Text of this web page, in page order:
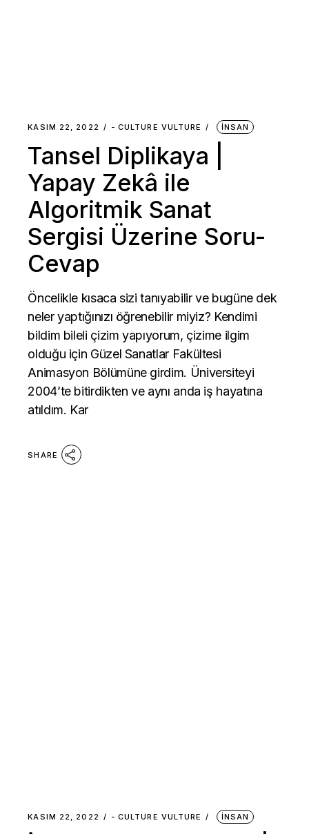
KASIM 22, 2022 - CULTURE VULTURE İNSAN
Tansel Diplikaya |
Yapay Zekâ ile
Algoritmik Sanat
Sergisi Üzerine Soru-
Cevap
Öncelikle kısaca sizi tanıyabilir ve bugüne dek
neler yaptığınızı öğrenebilir miyiz? Kendimi
bildim bileli çizim yapıyorum, çizime ilgim
olduğu için Güzel Sanatlar Fakültesi
Animasyon Bölümüne girdim. Üniversiteyi
2004’te bitirdikten ve aynı anda iş hayatına
atıldım. Kar
SHARE
KASIM 22, 2022 - CULTURE VULTURE İNSAN